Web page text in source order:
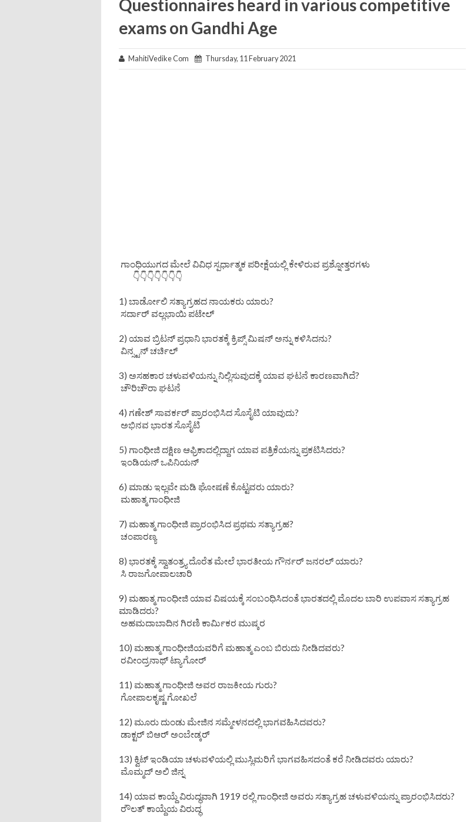
Questionnaires heard in various competitive
exams on Gandhi Age
MahitiVedike Com Thursday, 11 February 2021
ಗಾಂಧಿಯುಗದ ಮೇಲೆ ವಿವಿಧ ಸ್ಪರ್ಧಾತ್ಮಕ ಪರೀಕ್ಷೆಯಲ್ಲಿ ಕೇಳಿರುವ ಪ್ರಶ್ನೋತ್ತರಗಳು
👇👇👇👇👇👇👇
1) ಬಾರ್ಡೋಲಿ ಸತ್ಯಾಗ್ರಹದ ನಾಯಕರು ಯಾರು?
ಸರ್ದಾರ್ ವಲ್ಲಭಾಯಿ ಪಟೇಲ್
2) ಯಾವ ಬ್ರಿಟನ್ ಪ್ರಧಾನಿ ಭಾರತಕ್ಕೆ ಕ್ರಿಪ್ಸ್ ಮಿಷನ್ ಅನ್ನು ಕಳಿಸಿದನು?
ವಿನ್ಸ್ಟನ್ ಚರ್ಚಿಲ್
3) ಅಸಹಕಾರ ಚಳುವಳಿಯನ್ನು ನಿಲ್ಲಿಸುವುದಕ್ಕೆ ಯಾವ ಘಟನೆ ಕಾರಣವಾಗಿದೆ?
ಚೌರಿಚೌರಾ ಘಟನೆ
4) ಗಣೇಶ್ ಸಾವರ್ಕರ್ ಪ್ರಾರಂಭಿಸಿದ ಸೊಸೈಟಿ ಯಾವುದು?
ಅಭಿನವ ಭಾರತ ಸೊಸೈಟಿ
5) ಗಾಂಧೀಜಿ ದಕ್ಷಿಣ ಆಫ್ರಿಕಾದಲ್ಲಿದ್ದಾಗ ಯಾವ ಪತ್ರಿಕೆಯನ್ನು ಪ್ರಕಟಿಸಿದರು?
ಇಂಡಿಯನ್ ಒಪಿನಿಯನ್
6) ಮಾಡು ಇಲ್ಲವೇ ಮಡಿ ಘೋಷಣೆ ಕೊಟ್ಟವರು ಯಾರು?
ಮಹಾತ್ಮ ಗಾಂಧೀಜಿ
7) ಮಹಾತ್ಮ ಗಾಂಧೀಜಿ ಪ್ರಾರಂಭಿಸಿದ ಪ್ರಥಮ ಸತ್ಯಾಗ್ರಹ?
ಚಂಪಾರಣ್ಯ
8) ಭಾರತಕ್ಕೆ ಸ್ವಾತಂತ್ರ್ಯ ದೊರೆತ ಮೇಲೆ ಭಾರತೀಯ ಗೌರ್ನರ್ ಜನರಲ್ ಯಾರು?
ಸಿ ರಾಜಗೋಪಾಲಚಾರಿ
9) ಮಹಾತ್ಮ ಗಾಂಧೀಜಿ ಯಾವ ವಿಷಯಕ್ಕೆ ಸಂಬಂಧಿಸಿದಂತೆ ಭಾರತದಲ್ಲಿ ಮೊದಲ ಬಾರಿ ಉಪವಾಸ ಸತ್ಯಾಗ್ರಹ
ಮಾಡಿದರು?
ಅಹಮದಾಬಾದಿನ ಗಿರಣಿ ಕಾರ್ಮಿಕರ ಮುಷ್ಕರ
10) ಮಹಾತ್ಮ ಗಾಂಧೀಜಿಯವರಿಗೆ ಮಹಾತ್ಮ ಎಂಬ ಬಿರುದು ನೀಡಿದವರು?
ರವೀಂದ್ರನಾಥ್ ಟ್ಯಾಗೋರ್
11) ಮಹಾತ್ಮ ಗಾಂಧೀಜಿ ಅವರ ರಾಜಕೀಯ ಗುರು?
ಗೋಪಾಲಕೃಷ್ಣ ಗೋಖಲೆ
12) ಮೂರು ದುಂಡು ಮೇಜಿನ ಸಮ್ಮೇಳನದಲ್ಲಿ ಭಾಗವಹಿಸಿದವರು?
ಡಾಕ್ಟರ್ ಬಿಆರ್ ಅಂಬೇಡ್ಕರ್
13) ಕ್ವಿಟ್ ಇಂಡಿಯಾ ಚಳುವಳಿಯಲ್ಲಿ ಮುಸ್ಲಿಮರಿಗೆ ಭಾಗವಹಿಸದಂತೆ ಕರೆ ನೀಡಿದವರು ಯಾರು?
ಮೊಮ್ಮದ್ ಅಲಿ ಜಿನ್ನ
14) ಯಾವ ಕಾಯ್ದೆ ವಿರುದ್ಧವಾಗಿ 1919 ರಲ್ಲಿ ಗಾಂಧೀಜಿ ಅವರು ಸತ್ಯಾಗ್ರಹ ಚಳುವಳಿಯನ್ನು ಪ್ರಾರಂಭಿಸಿದರು?
ರೌಲತ್ ಕಾಯ್ದೆಯ ವಿರುದ್ಧ